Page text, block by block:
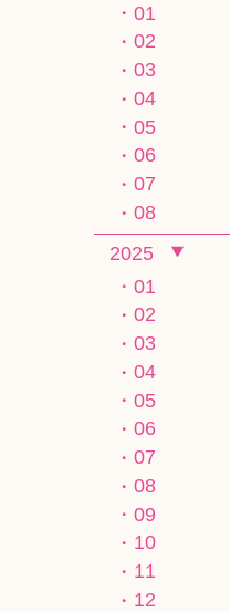
01
02
03
04
05
06
07
08
2025
01
02
03
04
05
06
07
08
09
10
11
12